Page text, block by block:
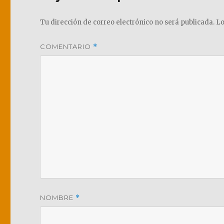
Tu dirección de correo electrónico no será publicada.
COMENTARIO *
NOMBRE *